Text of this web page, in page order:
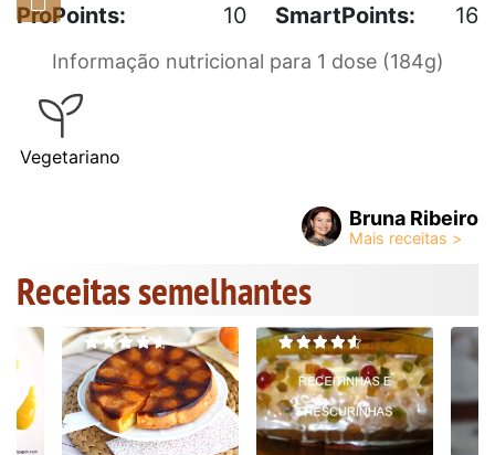
ProPoints:
10 SmartPoints: 16
Informação nutricional para 1 dose (184g)
Vegetariano
Bruna Ribeiro
Receitas semelhantes